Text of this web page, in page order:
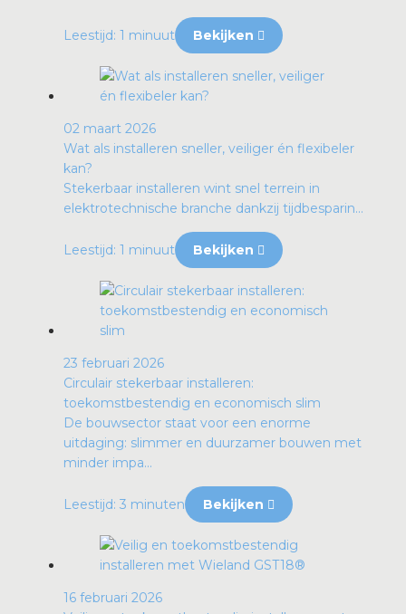
Leestijd: 1 minuut Bekijken
02 maart 2026
Wat als installeren sneller, veiliger én flexibeler
kan?
Stekerbaar installeren wint snel terrein in
elektrotechnische branche dankzij tijdbesparin...
Leestijd: 1 minuut Bekijken
23 februari 2026
Circulair stekerbaar installeren:
toekomstbestendig en economisch slim
De bouwsector staat voor een enorme
uitdaging: slimmer en duurzamer bouwen met
minder impa...
Leestijd: 3 minuten Bekijken
16 februari 2026